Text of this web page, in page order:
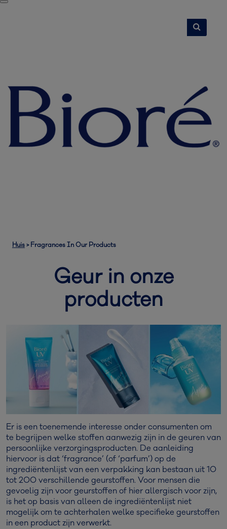
Huis> Fragrances In Our Products
Geur in onze
producten
Er is een toenemende interesse onder consumenten om
te begrijpen welke stoffen aanwezig zijn in de geuren van
persoonlijke verzorgingsproducten. De aanleiding
hiervoor is dat ‘fragrance’ (of ‘parfum’) op de
ingrediëntenlijst van een verpakking kan bestaan uit 10
tot 200 verschillende geurstoffen. Voor mensen die
gevoelig zijn voor geurstoffen of hier allergisch voor zijn,
is het op basis van alleen de ingrediëntenlijst niet
mogelijk om te achterhalen welke specifieke geurstoffen
in een product zijn verwerkt.